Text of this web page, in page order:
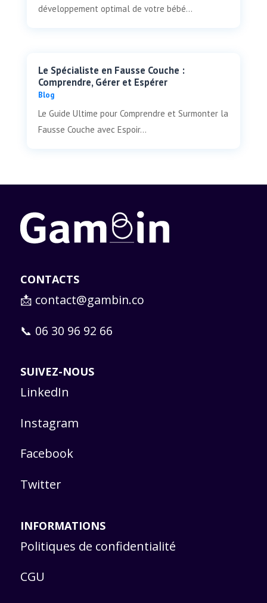
développement optimal de votre bébé...
Le Spécialiste en Fausse Couche :
Comprendre, Gérer et Espérer
Blog
Le Guide Ultime pour Comprendre et Surmonter la
Fausse Couche avec Espoir...
CONTACTS
📩 contact@gambin.co
📞 06 30 96 92 66
SUIVEZ-NOUS
LinkedIn
Instagram
Facebook
Twitter
INFORMATIONS
Politiques de confidentialité
CGU